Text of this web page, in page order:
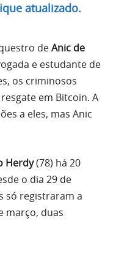
atualizado.
deAnic de
e estudante de
os criminosos
em Bitcoin. A
a eles, mas Anic
Herdy(78) há 20
o dia 29 de
só registraram a
março, duas